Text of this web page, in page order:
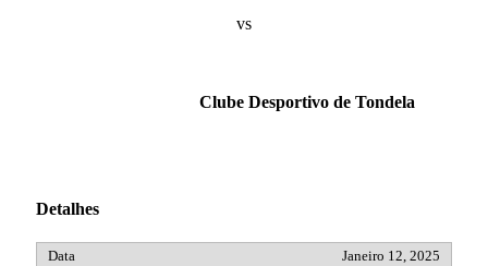
vs
Clube Desportivo de Tondela
Detalhes
Janeiro 12, 2025